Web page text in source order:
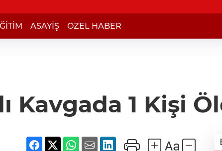
ASAYİŞ ÖZEL HABER
Kavgada 1 Kişi